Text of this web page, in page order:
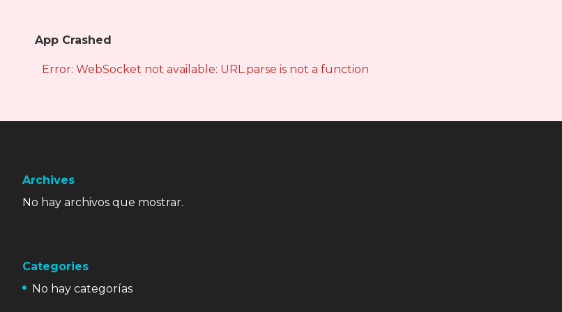
App Crashed
Error: WebSocket not available: URL.parse is not a function
Archives
No hay archivos que mostrar.
Categories
No hay categorías